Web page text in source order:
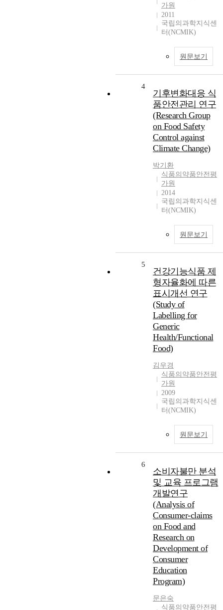
가원
2011
국립의과학지식센
터(NCMIK)
원문보기
4
기후변화대응 식
품안전관리 연구
(Research Group
on Food Safety
Control against
Climate Change)
박기환
식품의약품안전평
가원
2014
국립의과학지식센
터(NCMIK)
원문보기
5
건강기능식품 제
형자율화에 따른
표시개선 연구
(Study of
Labelling for
Generic
Health/Functional
Food)
김우경
식품의약품안전평
가원
2009
국립의과학지식센
터(NCMIK)
원문보기
6
소비자불만 분석
및 교육 프로그램
개발연구
(Analysis of
Consumer-claims
on Food and
Research on
Development of
Consumer
Education
Program)
문은숙
식품의약품안전평